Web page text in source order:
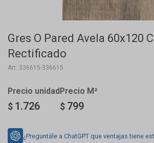
Gres O Pared Avela 60x120
Rectificado
336615-336615
$ 1.726 $ 799
¿Preguntále a ChatGPT que ventajas tiene